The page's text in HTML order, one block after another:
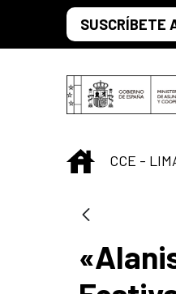
Saut au contenu principal
SUSCRÍBETE
INICIO
CCE -